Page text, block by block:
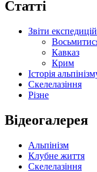
Статті
Звіти експедицій
Кавказ
Крим
Історія
Скелелазіння
Різне
Відеогалерея
Альпінізм
Клубне життя
Скелелазіння